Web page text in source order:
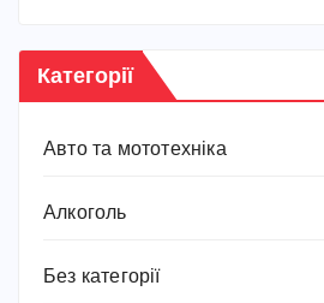
Категорії
Авто та мототехніка
Алкоголь
Без категорії